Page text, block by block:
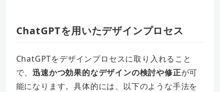
ChatGPTを用いたデザインプロセス
ChatGPTをデザインプロセスに取り入れること
で、迅速かつ効果的なデザインの検討や修正が可
能になります。具体的には、以下のような手法を